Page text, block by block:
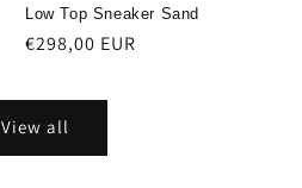
Low Top Sneaker Sand
Regular
€298,00 EUR
View all